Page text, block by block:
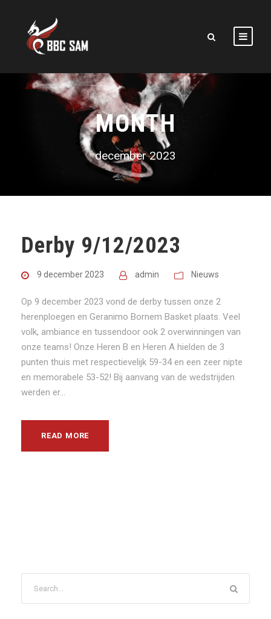
MONTH
december 2023
Derby 9/12/2023
9 december 2023 admin Nieuws
Op 9 december 2023 vond de derby tussen onze 2
herenploegen en Geranimo Bornem Basket plaats. Veel
volk, ambiance en tussendoor ook 2 overwinningen van
onze teams! Onze Heren B en Heren A hielden de 3
punten thuis met respectievelijk 59-34 en een zeer nipte
en memorabele 53-52! Bij aanvang van de wedstrijden
werden er...
READ MORE